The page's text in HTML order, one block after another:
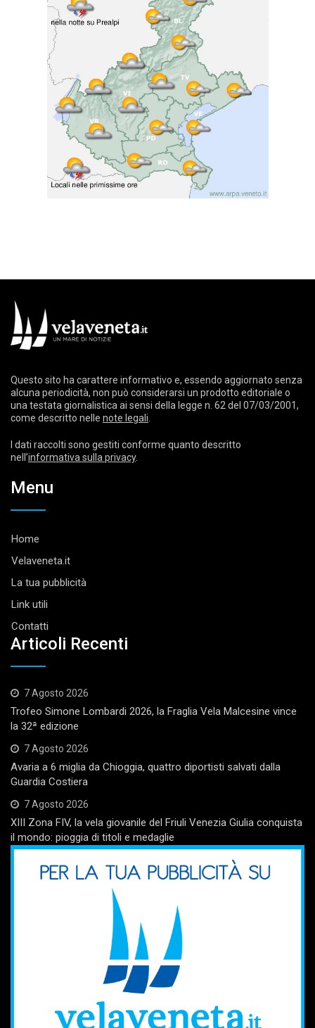
Questo sito ha carattere informativo e, essendo aggiornato senza
alcuna periodicità, non può considerarsi un prodotto editoriale o
una testata giornalistica ai sensi della legge n. 62 del 07/03/2001,
come descritto nelle note legali
I dati raccolti sono gestiti conforme quanto descritto
nell’informativa sulla privacy.
Menu
Home
Velaveneta.it
La tua pubblicità
Link utili
Contatti
Articoli Recenti
7 Agosto 2026
Trofeo Simone Lombardi 2026, la Fraglia Vela Malcesine vince
la 32ª edizione
7 Agosto 2026
Avaria a 6 miglia da Chioggia, quattro diportisti salvati dalla
Guardia Costiera
7 Agosto 2026
XIII Zona FIV, la vela giovanile del Friuli Venezia Giulia conquista
il mondo: pioggia di titoli e medaglie